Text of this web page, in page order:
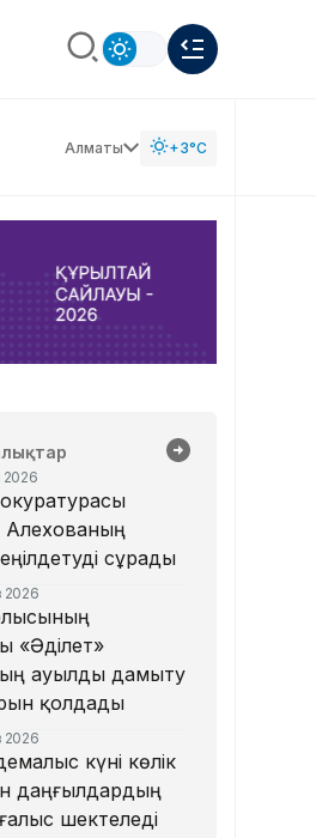
Алматы +3°C
2026
Алехованың
сұрады
2026
«Әділет»
ауылды дамыту
қолдады
2026
күні көлік
даңғылдардың
шектеледі